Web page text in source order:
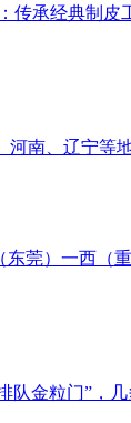
传承经典制皮
河南、辽宁等
莞）一西（
队金粒门”，